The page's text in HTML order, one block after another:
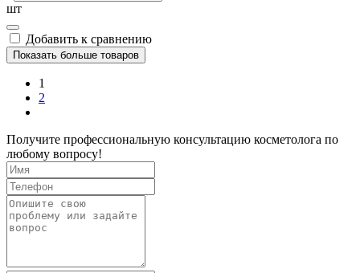
шт
Добавить к сравнению
Показать больше товаров
1
2
Получите профессиональную консультацию косметолога по
любому вопросу!